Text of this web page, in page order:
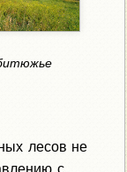
лесов не